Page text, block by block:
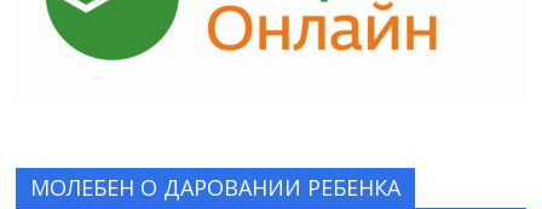
МОЛЕБЕН О ДАРОВАНИИ РЕБЕНКА